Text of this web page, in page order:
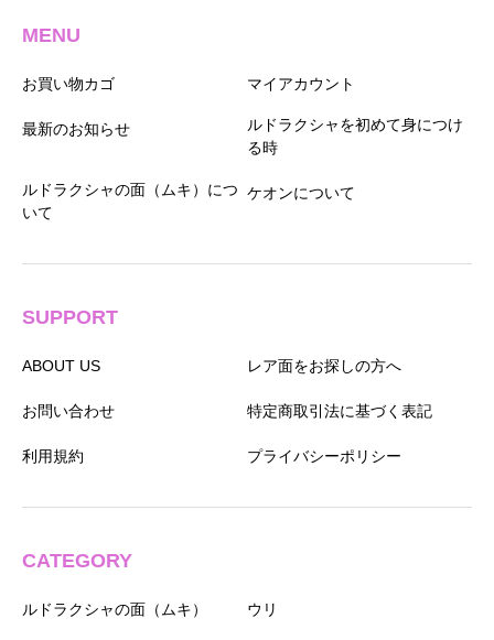
MENU
お買い物カゴ マイアカウント
最新のお知らせ
ルドラクシャを初めて身につけ
る時
ルドラクシャの面（ムキ）につ
いて
ケオンについて
SUPPORT
ABOUT US レア面をお探しの方へ
お問い合わせ 特定商取引法に基づく表記
利用規約 プライバシーポリシー
CATEGORY
ルドラクシャの面（ムキ） ウリ